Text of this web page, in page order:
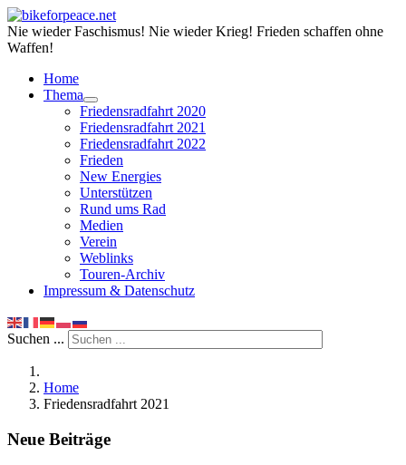
Nie wieder Faschismus! Nie wieder Krieg! Frieden schaffen ohne
Waffen!
Home
Thema
Friedensradfahrt 2020
Friedensradfahrt 2021
Friedensradfahrt 2022
Frieden
New Energies
Unterstützen
Rund ums Rad
Medien
Verein
Weblinks
Touren-Archiv
Impressum & Datenschutz
Suchen ...
Home
Friedensradfahrt 2021
Neue Beiträge